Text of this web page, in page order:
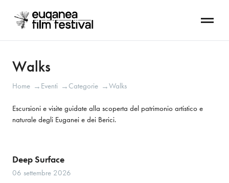
Walks
Home → Eventi → Categorie →Walks
Escursioni e visite guidate alla scoperta del patrimonio artistico e
naturale degli Euganei e dei Berici.
Deep Surface
06 settembre 2026